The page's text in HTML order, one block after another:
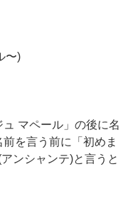
〜)
マペール」の後に名
を言う前に「初めま
ンシャンテ)と言うと